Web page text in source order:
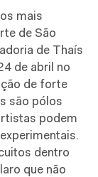
mais
de São
de Thaís
de abril no
de forte
são pólos
podem
dentro
que não